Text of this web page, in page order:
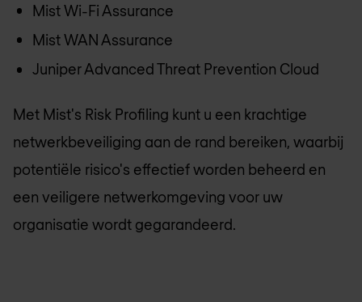
Mist Wi-Fi Assurance
Mist WAN Assurance
Juniper Advanced Threat Prevention Cloud
Met Mist's Risk Profiling kunt u een krachtige
netwerkbeveiliging aan de rand bereiken, waarbij
potentiële risico's effectief worden beheerd en
een veiligere netwerkomgeving voor uw
organisatie wordt gegarandeerd.